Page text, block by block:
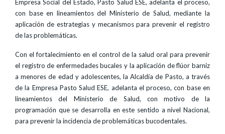
Empresa Social del Estado, Pasto Salud ESE, adelanta el proceso,
con base en lineamientos del Ministerio de Salud, mediante la
aplicación de estrategias y mecanismos para prevenir el registro
de las problemáticas.
Con el fortalecimiento en el control de la salud oral para prevenir
el registro de enfermedades bucales y la aplicación de flúor barniz
a menores de edad y adolescentes, la Alcaldía de Pasto, a través
de la Empresa Pasto Salud ESE, adelanta el proceso, con base en
lineamientos del Ministerio de Salud, con motivo de la
programación que se desarrolla en este sentido a nivel Nacional,
para prevenir la incidencia de problemáticas bucodentales.